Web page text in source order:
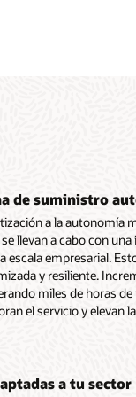
de suministro
a la autonomía
llevan a cabo con
escala empresarial.
y resiliente.
miles de horas
el servicio y elevan
a tu sector